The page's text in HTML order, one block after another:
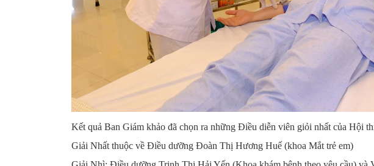
Kết quả Ban Giám khảo đã chọn ra những Điều diễn viên giỏi nhất của Hội
Giải Nhất thuộc về Điều dưỡng Đoàn Thị Hương Huế (khoa Mắt trẻ em)